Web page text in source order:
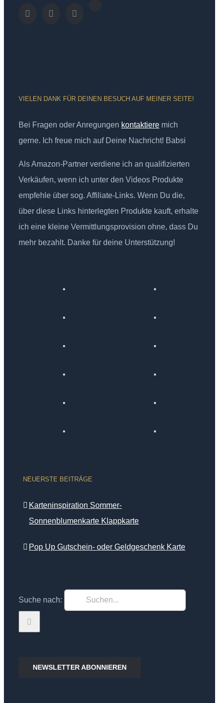
VIELEN DANK FÜR DEINEN BESUCH AUF MEINER SEITE!
Bei Fragen oder Anregungen kontaktiere mich
gerne. Ich freue mich auf Deine Nachricht! Babsi
Als Amazon-Partner verdiene ich an qualifizierten
Verkäufen, wenn ich unter den Videos Produkte
empfehle über sog. Affiliate-Links. Wenn Du die,
über diese Links hinterlegten Produkte kauft, erhalte
ich eine kleine Vermittlungsprovision ohne, dass Du
mehr bezahlt. Danke für deine Unterstützung!
NEUERSTE BEITRÄGE
Karteninspiration Sommer-
Sonnenblumenkarte Klappkarte
Pop Up Gutschein- oder Geldgeschenk Karte
Suche nach:
NEWSLETTER ABONNIEREN